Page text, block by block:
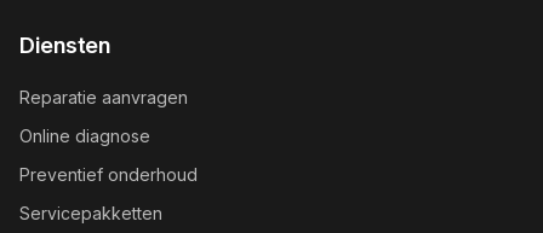
Diensten
Reparatie aanvragen
Online diagnose
Preventief onderhoud
Servicepakketten